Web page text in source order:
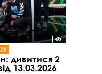
дивитися 2
13.03.2026